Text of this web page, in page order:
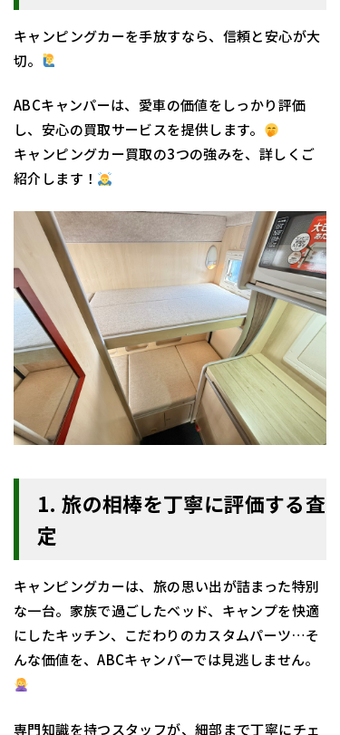
キャンピングカーを手放すなら、信頼と安心が大
切。
ABCキャンパーは、愛車の価値をしっかり評価
し、安心の買取サービスを提供します。
キャンピングカー買取の3つの強みを、詳しくご
紹介します！
1. 旅の相棒を丁寧に評価する査
定
キャンピングカーは、旅の思い出が詰まった特別
な一台。家族で過ごしたベッド、キャンプを快適
にしたキッチン、こだわりのカスタムパーツ…そ
んな価値を、ABCキャンパーでは見逃しません。
専門知識を持つスタッフが、細部まで丁寧にチェ